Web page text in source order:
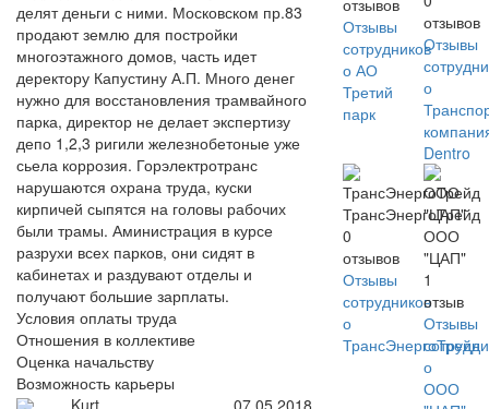
делят деньги с ними. Московском пр.83
продают землю для постройки
многоэтажного домов, часть идет
деректору Капустину А.П. Много денег
нужно для восстановления трамвайного
парка, директор не делает экспертизу
депо 1,2,3 ригили железнобетоные уже
сьела коррозия. Горэлектротранс
нарушаются охрана труда, куски
кирпичей сыпятся на головы рабочих
были трамы. Аминистрация в курсе
разрухи всех парков, они сидят в
кабинетах и раздувают отделы и
получают большие зарплаты.
Условия оплаты труда
Отношения в коллективе
Оценка начальству
Возможность карьеры
Kurt
07.05.2018
отзывов
Отзывы
сотрудников
о АО
Третий
парк
отзывов
Отзывы
о
Dentro
ТрансЭнергоТрейд
0
отзывов
Отзывы
сотрудников
о
ТрансЭнергоТрейд
ООО
"ЦАП"
1
отзыв
Отзывы
о
ООО